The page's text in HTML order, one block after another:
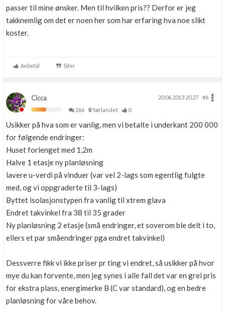
passer til mine ønsker. Men til hvilken pris?? Derfor er jeg
takknemlig om det er noen her som har erfaring hva noe slikt
koster.
Anbefal Siter
Cicca 20.06.2013 20.27
#6
266
Sørlandet 0
Usikker på hva som er vanlig, men vi betalte i underkant 200 000
for følgende endringer:
Huset forlenget med 1,2m
Halve 1 etasje ny planløsning
lavere u-verdi på vinduer (var vel 2-lags som egentlig fulgte
med, og vi oppgraderte til 3-lags)
Byttet isolasjonstypen fra vanlig til xtrem glava
Endret takvinkel fra 38 til 35 grader
Ny planløsning 2 etasje (små endringer, et soverom ble delt i to,
ellers et par småendringer pga endret takvinkel)
Dessverre fikk vi ikke priser pr ting vi endret, så usikker på hvor
mye du kan forvente, men jeg synes i alle fall det var en grei pris
for ekstra plass, energimerke B (C var standard), og en bedre
planløsning for våre behov.